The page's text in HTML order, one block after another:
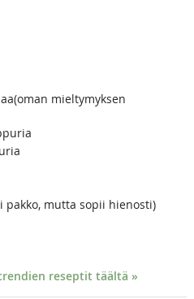
mieltymyksen
pakko, mutta sopii hienosti)
reseptit täältä »